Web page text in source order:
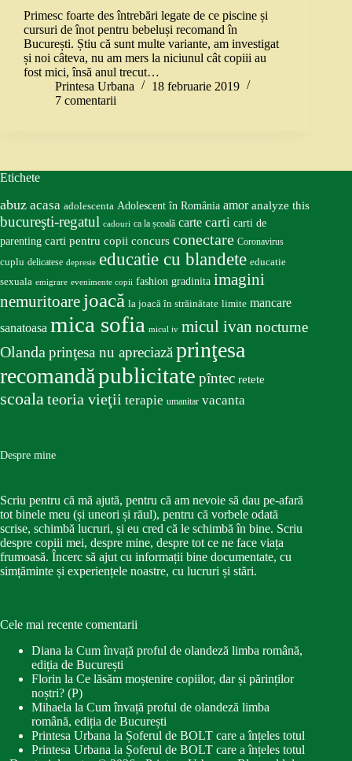
Primesc foarte des întrebări legate de ce piscine și
cursuri de înot pentru bebeluși recomand în
București. Știu că sunt multe variante, am investigat
și noi câteva, nu am mers la niciunul cât copiii au
fost mici, însă anul trecut…
Printesa Urbana
18 februarie 2019
7 comentarii
Etichete
abuz acasa adolescenta Adolescent în România amor analyze this
bucureşti-regatul cadouri ca la școală carte carti carti de
parenting carti pentru copii concurs conectare Coronavirus
cuplu delicatese depresie educatie cu blandete educatie
sexuala emigrare evenimente copii fashion gradinita imagini
nemuritoare joacă la joacă în străinătate limite mancare
sanatoasa mica sofia micul iv micul ivan nocturne
Olandaprinţesa nu apreciazăprinţesa
recomandăpublicitate pîntec retete
scoalateoria vieţii terapie umanitar vacanta
Despre mine
Scriu pentru că mă ajută, pentru că am nevoie să dau pe-afară
tot binele meu (și uneori și răul), pentru că vorbele odată
scrise, schimbă lucruri, și eu cred că le schimbă în bine. Scriu
despre copiii mei, despre mine, despre tot ce ne face viața
frumoasă. Încerc să ajut cu informații bine documentate, cu
simțăminte și experiențele noastre, cu lucruri și stări.
Cele mai recente comentarii
Diana la Cum învață proful de olandeză limba română,
ediția de București
Florin la Ce lăsăm moștenire copiilor, dar și părinților
noștri? (P)
Mihaela la Cum învață proful de olandeză limba
română, ediția de București
Printesa Urbana la Șoferul de BOLT care a înțeles totul
Printesa Urbana la Șoferul de BOLT care a înțeles totul